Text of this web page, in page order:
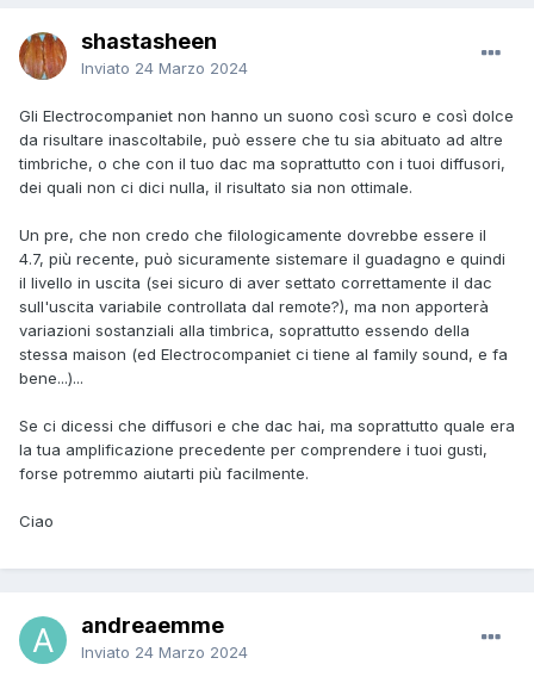
shastasheen
Inviato 24 Marzo 2024
Gli Electrocompaniet non hanno un suono così scuro e così dolce
da risultare inascoltabile, può essere che tu sia abituato ad altre
timbriche, o che con il tuo dac ma soprattutto con i tuoi diffusori,
dei quali non ci dici nulla, il risultato sia non ottimale.
Un pre, che non credo che filologicamente dovrebbe essere il
4.7, più recente, può sicuramente sistemare il guadagno e quindi
il livello in uscita (sei sicuro di aver settato correttamente il dac
sull'uscita variabile controllata dal remote?), ma non apporterà
variazioni sostanziali alla timbrica, soprattutto essendo della
stessa maison (ed Electrocompaniet ci tiene al family sound, e fa
bene...)...
Se ci dicessi che diffusori e che dac hai, ma soprattutto quale era
la tua amplificazione precedente per comprendere i tuoi gusti,
forse potremmo aiutarti più facilmente.
Ciao
andreaemme
Inviato 24 Marzo 2024